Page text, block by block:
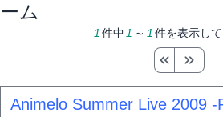
ーム
1 件中 1 ～ 1 件を表示して
Animelo Summer Live 2009 -